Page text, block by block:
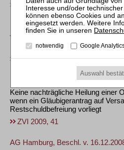
ZVI 2009, 38
BGH, Beschl. v. 25.09.2008 – IX
Vollstreckungsgegenklage nach
Restschuldbefreiung
ZVI 2009, 40
BGH, Beschl. v. 17.07.2008 – IX
Keine nachträgliche Heilung einer
wenn ein Gläubigerantrag auf
Restschuldbefreiung vorliegt
ZVI 2009, 41
AG Hamburg, Beschl. v.
notwendig Google
Auswahl